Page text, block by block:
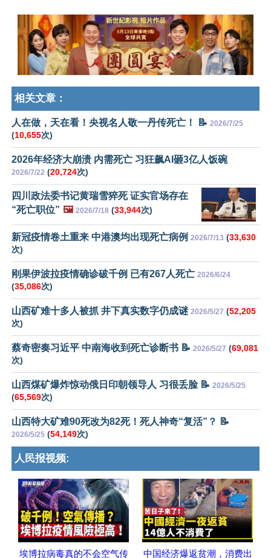
相关文章：
人在做，天在看！央视名人敬一丹传死亡！ 📝 2026/7/25
(10,655次)
2026年经济大崩溃 内需死亡 习狂飙AI砸3亿人饭碗
2026/7/22 (20,724次)
四川政法委书记黄瑞雪猝死 证实官场存在
“死亡职位” 🖼️ 2026/7/18 (33,944次)
新冠疫情卷土重来 中港澳均出现死亡病例 2026/7/13 (33,630
次)
刚果伊波拉疫情确诊破千例 已有267人死亡 2026/6/24
(35,086次)
山西矿难十多人被抓 井下真实数字仍成谜 2026/5/27 (52,205
次)
蔡奇密奏习近平 中南海收到死亡诊断书 📝 2026/5/27 (69,081
次)
山西煤矿爆炸惊动俄日印朝领导人 习很丢脸 📝 2026/5/25
(65,569次)
山西特大矿难90死改为82死！死人神奇“复活”？ 📝
2026/5/25 (54,149次)
人民报视频:
埃博拉病毒真的不会空气传
中国经济爆返贫潮，消费出